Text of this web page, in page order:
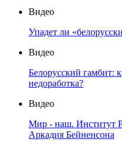
Видео
Упадет ли
Видео
Белорусский гамбит:
недоработка?
Видео
Мир - наш. Институт
Аркадия Бейненсона